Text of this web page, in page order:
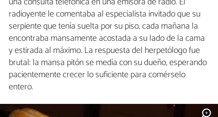
radioyente le comentaba al especialista invitado que su
serpiente que tenía suelta por su piso, cada mañana la
encontraba mansamente acostada a su lado de la cama
y estirada al máximo. La respuesta del herpetólogo fue
brutal: la mansa pitón se medía con su dueño, esperando
pacientemente crecer lo suficiente para comérselo
entero.